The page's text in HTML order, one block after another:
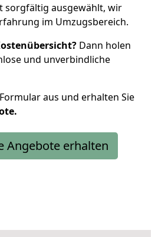
sorgfältig ausgewählt, wir
im Umzugsbereich.
Dann holen
und unverbindliche
aus und erhalten Sie
Angebote erhalten